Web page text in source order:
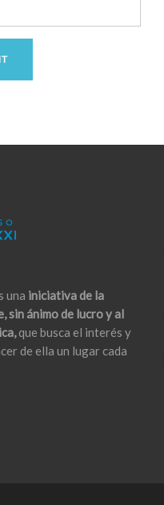
una iniciativa de la
sin ánimo de lucro y al
que busca el interés y
de ella un lugar cada